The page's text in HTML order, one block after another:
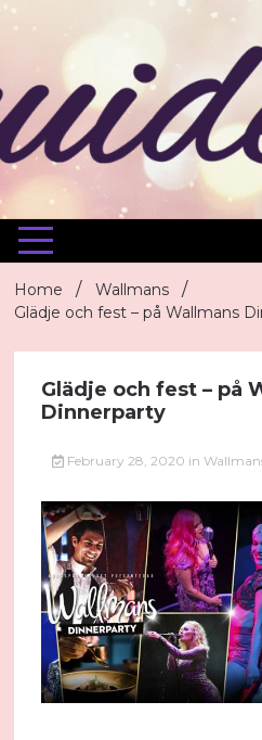
Skip
Home
Wallmans
Glädje och fest – på Wallmans
Glädje och fest – på
Dinnerparty
February 28, 2020 in